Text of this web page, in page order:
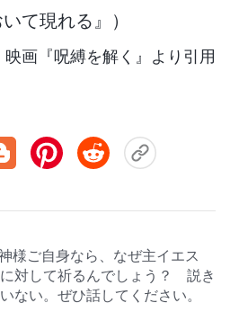
て現れる』）
映画『呪縛を解く』より引用
様ご自身なら、なぜ主イエス
対して祈るんでしょう？ 説き
ない。ぜひ話してください。